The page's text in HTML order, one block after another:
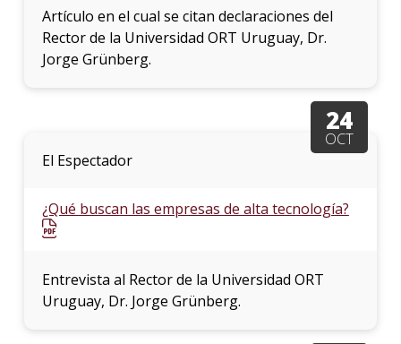
Artículo en el cual se citan declaraciones del
Rector de la Universidad ORT Uruguay, Dr.
Jorge Grünberg.
24
OCT
El Espectador
¿Qué buscan las empresas de alta tecnología?
Entrevista al Rector de la Universidad ORT
Uruguay, Dr. Jorge Grünberg.